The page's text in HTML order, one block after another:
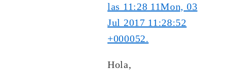
las 11:28 11Mon, 03
Jul 2017 11:28:52
+000052.
Hola,